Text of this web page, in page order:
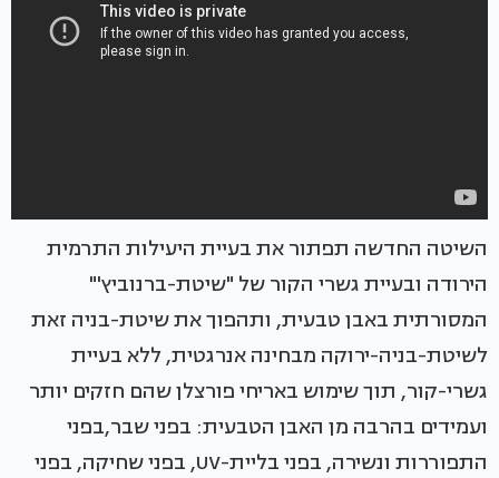
השיטה החדשה תפתור את בעיית היעילות התרמית
הירודה ובעיית גשרי הקור של "שיטת-ברנוביץ'"
המסורתית באבן טבעית, ותהפוך את שיטת-בניה זאת
לשיטת-בניה-ירוקה מבחינה אנרגטית, ללא בעיית
גשרי-קור, תוך שימוש באריחי פורצלן שהם חזקים יותר
ועמידים בהרבה מן האבן הטבעית: בפני שבר,בפני
התפוררות ונשירה, בפני בליית-UV, בפני שחיקה, בפני